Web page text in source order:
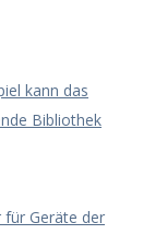
kann das
Bibliothek
für Geräte der